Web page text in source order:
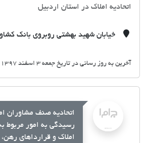
اتحادیه املاک در استان اردبیل
خیابان شهید بهشتی روبروی بانک
آخرین به روز رسانی در تاریخ جمعه 3 اسفند 1397
اتحادیه صنف مشاوران
رسیدگی به امور مربوط
املاک و قرارداهای رهن،